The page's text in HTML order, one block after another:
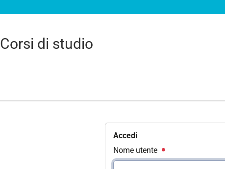
Corsi di studio
Accedi
Nome utente